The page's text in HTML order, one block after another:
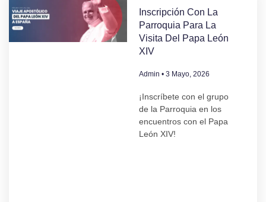
Inscripción Con La
Parroquia Para La
Visita Del Papa León
XIV
Admin 3 Mayo, 2026
¡Inscríbete con el grupo
de la Parroquia en los
encuentros con el Papa
León XIV!